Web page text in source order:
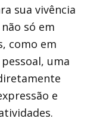
sua vivência
só em
como em
uma
e